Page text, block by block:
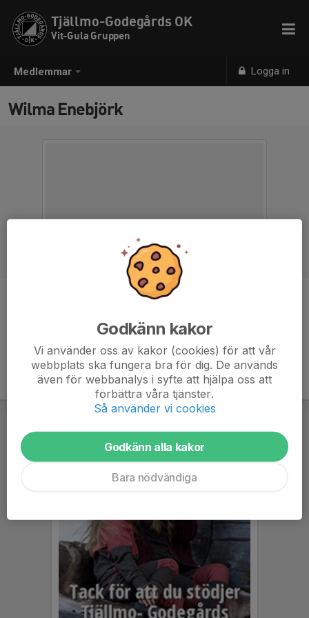
Medlemmar Logga in
Tjällmo-Godegårds OK
Vit-Gula Gruppen
Wilma Enebjörk
Godkänn kakor
Vi använder oss av kakor (cookies) för att vår
webbplats ska fungera bra för dig. De används
även för webbanalys i syfte att hjälpa oss att
förbättra våra tjänster.
Så använder vi cookies
Godkänn alla kakor
Bara nödvändiga